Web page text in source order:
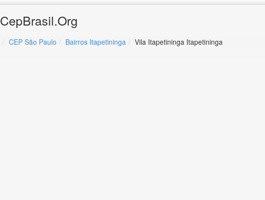
CepBrasil.Org
CEP São Paulo Bairros Itapetininga Vila Itapetininga Itapetininga